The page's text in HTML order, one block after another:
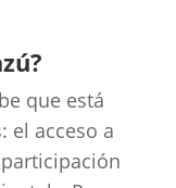
que está
el acceso a